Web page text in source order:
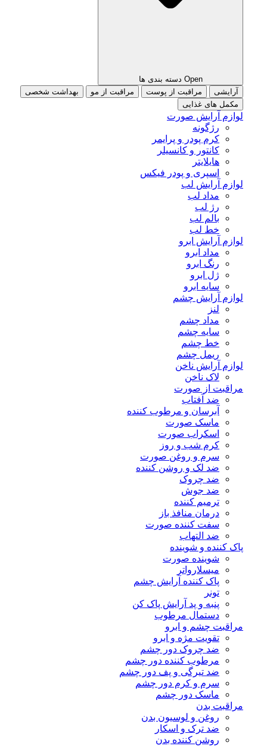
Open دسته بندی ها
آرایشی
مراقبت از پوست مراقبت از مو
بهداشت شخصی
مکمل های غذایی
لوازم آرایش صورت
رژگونه
کرم پودر و پرایمر
کانتور و کانسیلر
هایلایتر
اسپری و پودر فیکس
لوازم آرایش لب
مداد لب
رژ لب
بالم لب
خط لب
لوازم آرایش ابرو
مداد ابرو
رنگ ابرو
ژل ابرو
سایه ابرو
لوازم آرایش چشم
لنز
مداد چشم
سایه چشم
خط چشم
ریمل چشم
لوازم آرایش ناخن
لاک ناخن
مراقبت از صورت
ضد آفتاب
آبرسان و مرطوب کننده
ماسک صورت
اسکراب صورت
کرم شب و روز
سرم و روغن صورت
ضد لک و روشن کننده
ضد چروک
ضد جوش
ترمیم کننده
درمان منافذ باز
سفت کننده صورت
ضد التهاب
پاک کننده و شوینده
شوینده صورت
میسلارواتر
پاک کننده آرایش چشم
تونر
پنبه و پد آرایش پاک کن
دستمال مرطوب
مراقبت چشم و ابرو
تقویت مژه و ابرو
ضد چروک دور چشم
مرطوب کننده دور چشم
ضد تیرگی و پف دور چشم
سرم و کرم دور چشم
ماسک دور چشم
مراقبت بدن
روغن و لوسیون بدن
ضد ترک و اسکار
روشن کننده بدن